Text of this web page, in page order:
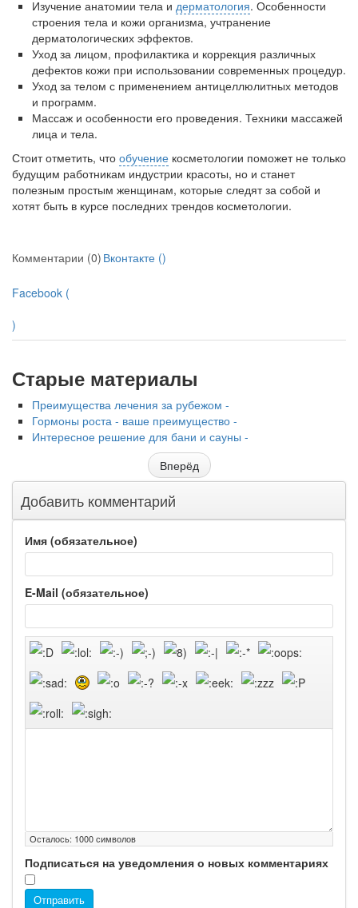
родителей в
бесплатно, в течении всего срока лечения...
Изучение анатомии тела и дерматология. Особенности
строения тела и кожи организма, учтранение
дерматологических эффектов.
Уход за лицом, профилактика и коррекция различных
дефектов кожи при использовании современных процедур.
Уход за телом с применением антицеллюлитных методов
и программ.
Массаж и особенности его проведения. Техники массажей
лица и тела.
Стоит отметить, что обучение косметологии поможет не только
будущим работникам индустрии красоты, но и станет
полезным простым женщинам, которые следят за собой и
хотят быть в курсе последних трендов косметологии.
Комментарии (0) Вконтакте ()
Facebook (
)
Старые материалы
Преимущества лечения за рубежом -
Гормоны роста - ваше преимущество -
Интересное решение для бани и сауны -
Вперёд
Добавить комментарий
Имя (обязательное)
E-Mail (обязательное)
Осталось: 1000символов
Подписаться на уведомления о новых комментариях
Отправить